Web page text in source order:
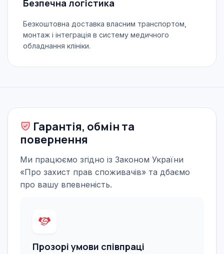
Безпечна логістика
Безкоштовна доставка власним транспортом,
монтаж і інтеграція в систему медичного
обладнання клініки.
Гарантія, обмін та
повернення
Ми працюємо згідно із Законом України
«Про захист прав споживачів» та дбаємо
про вашу впевненість.
Прозорі умови співпраці